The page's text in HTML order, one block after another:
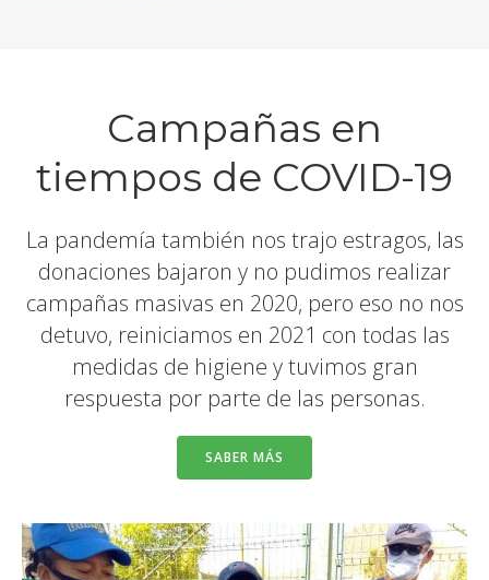
Campañas en
tiempos de COVID-19
La pandemía también nos trajo estragos, las
donaciones bajaron y no pudimos realizar
campañas masivas en 2020, pero eso no nos
detuvo, reiniciamos en 2021 con todas las
medidas de higiene y tuvimos gran
respuesta por parte de las personas.
SABER MÁS